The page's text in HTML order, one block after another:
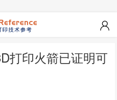
打印火箭已证明可